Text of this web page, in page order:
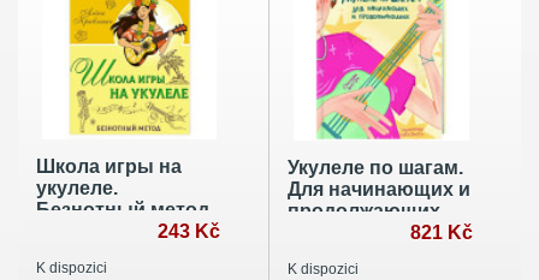
Школа игры на
укулеле.
Безнотный метод
243 Kč
K dispozici
Укулеле по шагам.
Для начинающих и
продолжающих.
Самоучитель821 Kč
K dispozici